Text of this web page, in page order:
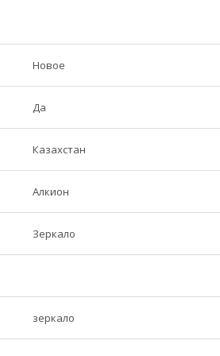
Новое
Да
Казахстан
Алкион
Зеркало
зеркало